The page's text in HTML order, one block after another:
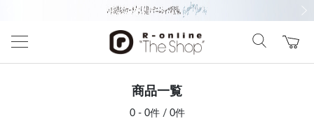
商品一覧
0 - 0件 / 0件